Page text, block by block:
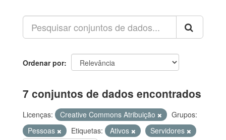
Ordenar por
7 conjuntos de dados encontrados
Licenças: Creative Commons Atribuição
Grupos:
Pessoas
Etiquetas: Ativos
Servidores